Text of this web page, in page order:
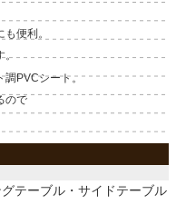
便利。
。
調PVCシート。
ので
テーブル・サイドテーブル